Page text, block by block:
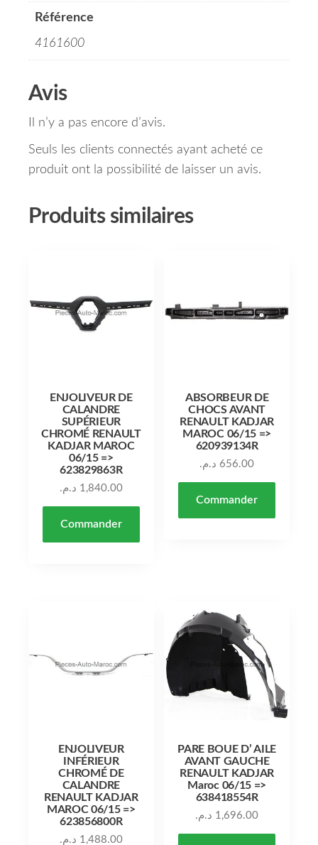
Référence
4161600
Avis
Il n’y a pas encore d’avis.
Seuls les clients connectés ayant acheté ce
produit ont la possibilité de laisser un avis.
Produits similaires
ENJOLIVEUR DE
CALANDRE
SUPÉRIEUR
CHROMÉ RENAULT
KADJAR MAROC
06/15 =>
623829863R
1,840.00 د.م.
Commander
ABSORBEUR DE
CHOCS AVANT
RENAULT KADJAR
MAROC 06/15 =>
620939134R
656.00 د.م.
Commander
ENJOLIVEUR
INFÉRIEUR
CHROMÉ DE
CALANDRE
RENAULT KADJAR
MAROC 06/15 =>
623856800R
1,488.00 د.م.
PARE BOUE D’ AILE
AVANT GAUCHE
RENAULT KADJAR
Maroc 06/15 =>
638418554R
1,696.00 د.م.